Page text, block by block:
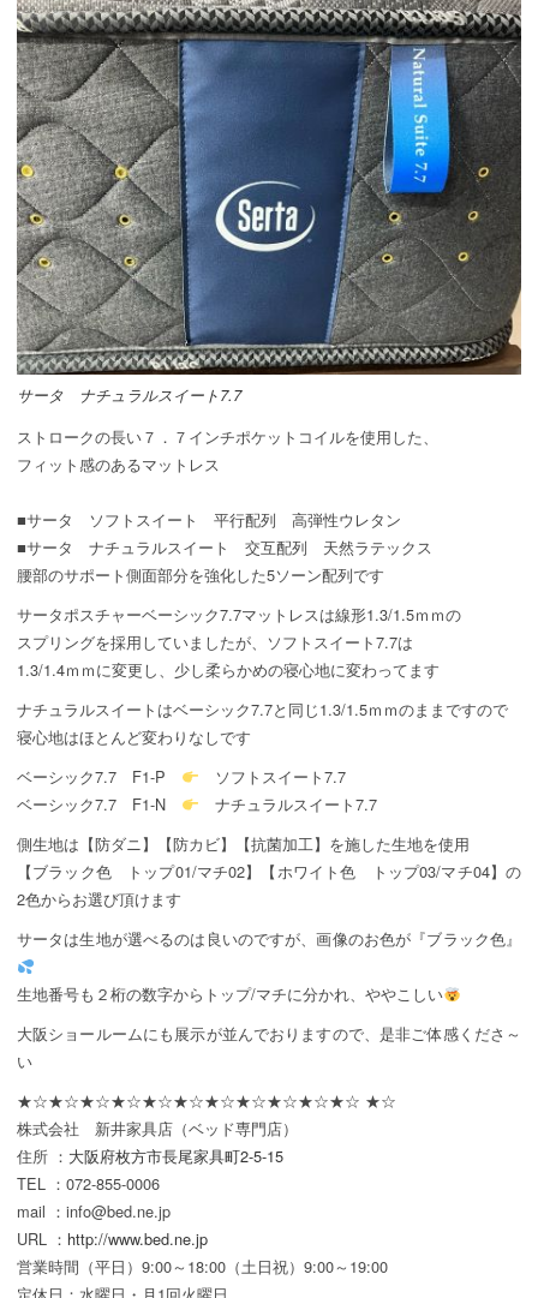
サータ ナチュラルスイート7.7
ストロークの長い７．７インチポケットコイルを使用した、
フィット感のあるマットレス
■サータ ソフトスイート 平行配列 高弾性ウレタン
■サータ ナチュラルスイート 交互配列 天然ラテックス
腰部のサポート側面部分を強化した5ソーン配列です
サータポスチャーベーシック7.7マットレスは線形1.3/1.5ｍｍの
スプリングを採用していましたが、ソフトスイート7.7は
1.3/1.4ｍｍに変更し、少し柔らかめの寝心地に変わってます
ナチュラルスイートはベーシック7.7と同じ1.3/1.5ｍｍのままですので
寝心地はほとんど変わりなしです
ベーシック7.7 F1-P
ソフトスイート7.7
ベーシック7.7 F1-N
ナチュラルスイート7.7
側生地は【防ダニ】【防カビ】【抗菌加工】を施した生地を使用
【ブラック色 トップ01/マチ02】【ホワイト色 トップ03/マチ04】の
2色からお選び頂けます
サータは生地が選べるのは良いのですが、画像のお色が『ブラック色』
生地番号も２桁の数字からトップ/マチに分かれ、ややこしい
大阪ショールームにも展示が並んでおりますので、是非ご体感くださ～
い
★☆★☆★☆★☆★☆★☆★☆★☆★☆★☆★☆ ★☆
株式会社 新井家具店（ベッド専門店）
住所 ： 大阪府枚方市長尾家具町2-5-15
TEL ：072-855-0006
mail ：info@bed.ne.jp
URL ： http://www.bed.ne.jp
営業時間（平日）9:00～18:00（土日祝）9:00～19:00